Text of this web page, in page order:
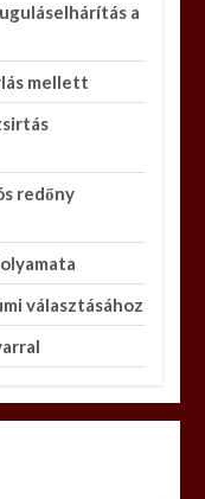
a
mellett
redőny
választásához